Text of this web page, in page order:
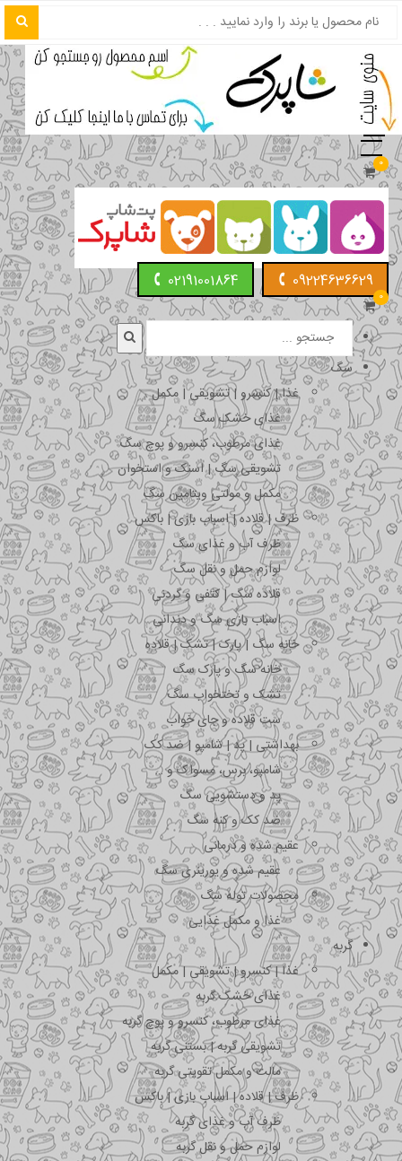
0
09224636629
02191001864
0
سگ
غذا | کنسرو | تشویقی | مکمل
غذای خشک سگ
غذای مرطوب، کنسرو و پوچ سگ
تشویقی سگ | اسنک و استخوان
مکمل و مولتی ویتامین سگ
ظرف | قلاده | اسباب بازی | باکس
ظرف آب و غذای سگ
لوازم حمل و نقل سگ
قلاده سگ | کتفی و گردنی
اسباب بازی سگ و دندانی
خانه سگ | پارک | تشک | قلاده
خانه سگ و پارک سگ
تشک و تختخواب سگ
ست قلاده و جای خواب
بهداشتی | پد | شامپو | ضد کک
شامپو، برس، مسواک و …
پد و دستشویی سگ
ضد کک و کنه سگ
عقیم شده و درمانی
عقیم شده و یورینری سگ
محصولات توله سگ
غذا و مکمل غذایی
گربه
غذا | کنسرو | تشویقی | مکمل
غذای خشک گربه
غذای مرطوب، کنسرو و پوچ گربه
تشویقی گربه | بستنی گربه
مالت و مکمل تقویتی گربه
ظرف | قلاده | اسباب بازی | باکس
ظرف آب و غذای گربه
لوازم حمل و نقل گربه